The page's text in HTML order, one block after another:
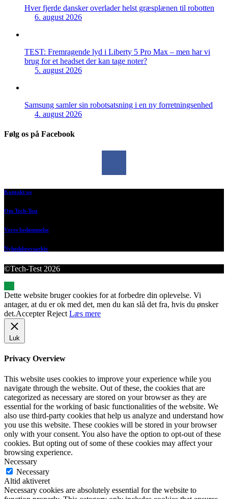
Hver fjerde dansker overlader helst græsplænen til robotten
6. august 2026
TEST: Fremragende lyd i Liberty 5 Pro Max – men har vi
brug for et headset der kan tage noter?
5. august 2026
Samsung samler sin robotsatsning i en ny forretningsenhed
4. august 2026
Følg os på Facebook
Kontakt os
Om Tech-Test
Vores bedømmelse
Nyhedsbrevsarkiv
©Tech-Test 2026
Dette website bruger cookies for at forbedre din oplevelse. Vi
antager, at du er ok med det, men du kan slå det fra, hvis du ønsker
det.Accepter Reject Læs mere
Luk
Privacy Overview
This website uses cookies to improve your experience while you
navigate through the website. Out of these, the cookies that are
categorized as necessary are stored on your browser as they are
essential for the working of basic functionalities of the website. We
also use third-party cookies that help us analyze and understand how
you use this website. These cookies will be stored in your browser
only with your consent. You also have the option to opt-out of these
cookies. But opting out of some of these cookies may affect your
browsing experience.
Necessary
Necessary
Altid aktiveret
Necessary cookies are absolutely essential for the website to